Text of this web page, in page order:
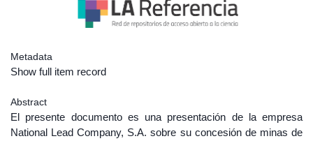
Metadata
Show full item record
Abstract
El presente documento es una presentación de la empresa
National Lead Company, S.A. sobre su concesión de minas de